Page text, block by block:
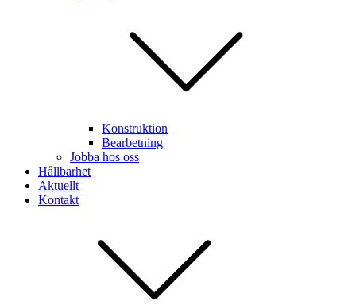
Konstruktion
Bearbetning
Jobba hos oss
Hållbarhet
Aktuellt
Kontakt